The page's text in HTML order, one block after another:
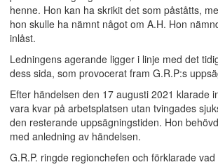
henne. Hon kan ha skrikit det som påståtts,
hon skulle ha nämnt något om A.H. Hon
inlåst.
Ledningens agerande ligger i linje med det
dess sida, som provocerat fram G.R.P:s
Efter händelsen den 17 augusti 2021 klarade
vara kvar på arbetsplatsen utan tvingades
den resterande uppsägningstiden. Hon
med anledning av händelsen.
G.R.P. ringde regionchefen och förklarade